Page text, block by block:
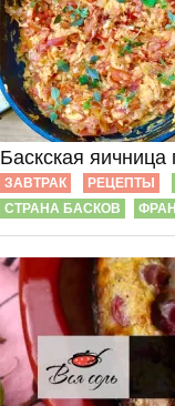
Баскская яичница
ЗАВТРАК РЕЦЕПТЫ
СТРАНА БАСКОВ